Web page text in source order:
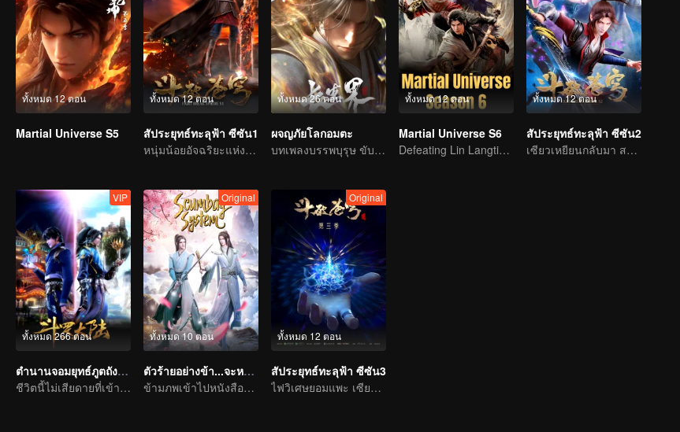
ทั้งหมด 12 ตอน
Martial Universe S5
ทั้งหมด 12 ตอน
สัประยุทธ์ทะลุฟ้า ซีซัน1
หนุ่มน้อยอัจฉริยะแห่งโลกปราณยุทธ
ทั้งหมด 26 ตอน
ผจญภัยโลกอมตะ
บทเพลงบรรพบุรุษ ขับขานด้วยเลือดและน้ำตา
ทั้งหมด 12 ตอน
Martial Universe S6
Defeating Lin Langtian, rising to the championship.
ทั้งหมด 12 ตอน
สัประยุทธ์ทะลุฟ้า ซีซัน2
เซียวเหยียนกลับมา สถานการณ์ผันแปรอย่างคาดกันไม่ถึง
ทั้งหมด 266 ตอน
VIP
ตำนานจอมยุทธ์ภูตถังซาน
ชีวิตนี้ไม่เสียดายที่เข้านิกายถัง
ทั้งหมด 10 ตอน
Original
ตัวร้ายอย่างข้า...จะหนีเอาตัวรอดยังไงดี
ข้ามภพเข้าไปหนังสือและเป็นนาง(นาย)ร้ายและโหดร้ายทารุณต่อพระเอก
ทั้งหมด 12 ตอน
Original
สัประยุทธ์ทะลุฟ้า ซีซัน3
ไฟวิเศษยอมแพะ เซียวเหยียนรู้ซึ้งและใช้เป็นทักษะพุทธพิโรธบัวไฟ